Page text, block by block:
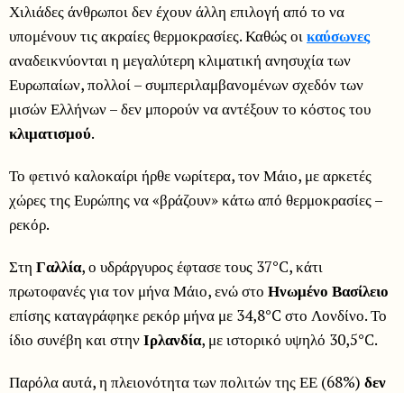
Χιλιάδες άνθρωποι δεν έχουν άλλη επιλογή από το να
υπομένουν τις ακραίες θερμοκρασίες. Καθώς οικαύσωνες
αναδεικνύονται η μεγαλύτερη κλιματική ανησυχία των
Ευρωπαίων, πολλοί – συμπεριλαμβανομένων σχεδόν των
μισών Ελλήνων – δεν μπορούν να αντέξουν το κόστος του
κλιματισμού.
Το φετινό καλοκαίρι ήρθε νωρίτερα, τον Μάιο, με αρκετές
χώρες της Ευρώπης να «βράζουν» κάτω από θερμοκρασίες –
ρεκόρ.
Στη Γαλλία, ο υδράργυρος έφτασε τους 37°C, κάτι
πρωτοφανές για τον μήνα Μάιο, ενώ στο Ηνωμένο Βασίλειο
επίσης καταγράφηκε ρεκόρ μήνα με 34,8°C στο Λονδίνο. Το
ίδιο συνέβη και στηνΙρλανδία, με ιστορικό υψηλό 30,5°C.
Παρόλα αυτά, η πλειονότητα των πολιτών της ΕΕ (68%) δεν